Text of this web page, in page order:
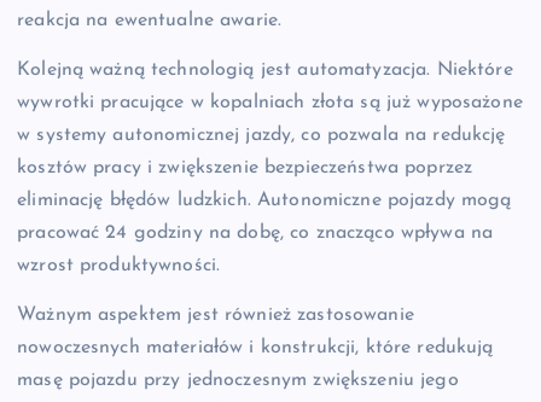
reakcja na ewentualne awarie.
Kolejną ważną technologią jest automatyzacja. Niektóre
wywrotki pracujące w kopalniach złota są już wyposażone
w systemy autonomicznej jazdy, co pozwala na redukcję
kosztów pracy i zwiększenie bezpieczeństwa poprzez
eliminację błędów ludzkich. Autonomiczne pojazdy mogą
pracować 24 godziny na dobę, co znacząco wpływa na
wzrost produktywności.
Ważnym aspektem jest również zastosowanie
nowoczesnych materiałów i konstrukcji, które redukują
masę pojazdu przy jednoczesnym zwiększeniu jego